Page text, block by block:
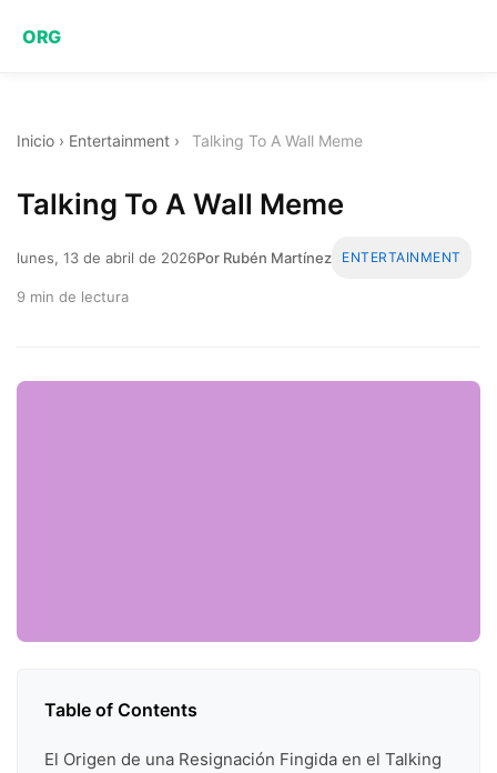
ORG
Inicio › Entertainment › Talking To A Wall Meme
Talking To A Wall Meme
lunes, 13 de abril de 2026Por Rubén Martínez ENTERTAINMENT
9 min de lectura
Table of Contents
El Origen de una Resignación Fingida en el Talking